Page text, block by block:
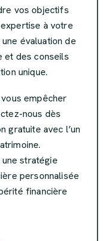
vos objectifs
à votre
évaluation de
et des conseils
unique.
empêcher
nous dès
gratuite avec l’un
stratégie
personnalisée
financière